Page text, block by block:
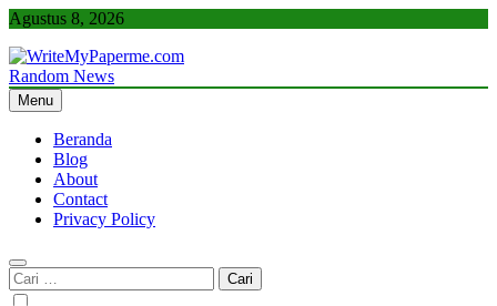
Skip
content
Agustus 8, 2026
WriteMyPaperme.com
Bisnis, Kuliner, Teknologi
Random News
Menu
Beranda
Blog
About
Contact
Privacy Policy
Cari
untuk: